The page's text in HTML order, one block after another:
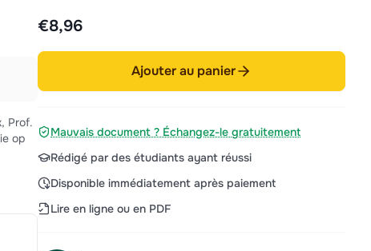
op
€8,96
Ajouter au panier
Mauvais document ? Échangez-le gratuitement
Rédigé par des étudiants ayant réussi
Disponible immédiatement après paiement
Lire en ligne ou en PDF